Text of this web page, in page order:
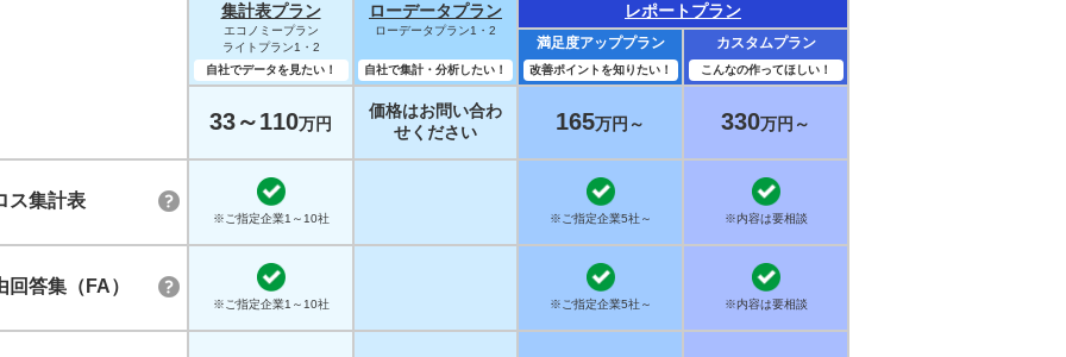
集計表プラン
エコノミープラン
ライトプラン1・2
自社でデータを見たい！
ローデータプラン
ローデータプラン1・2
自社で集計・分析したい！
レポートプラン
満足度アッププラン
改善ポイントを知りたい！
カスタムプラン
こんなの作ってほしい！
33～110万円
価格はお問い合わ
せください
165万円～ 330万円～
ス集計表
※ご指定企業1～10社 ※ご指定企業5社～ ※内容は要相談
回答集（FA）
※ご指定企業1～10社 ※ご指定企業5社～ ※内容は要相談